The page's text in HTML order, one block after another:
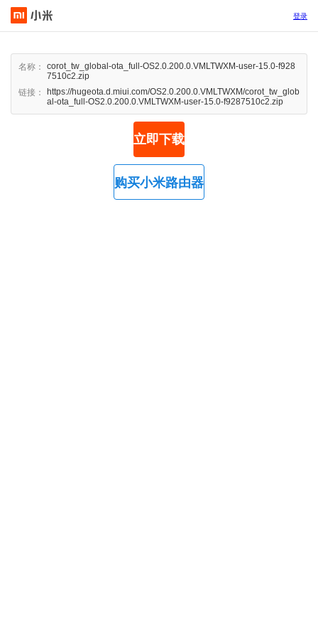
登录
名称：
corot_tw_global-ota_full-OS2.0.200.0.VMLTWXM-user-15.0-f928
7510c2.zip
链接：
https://hugeota.d.miui.com/OS2.0.200.0.VMLTWXM/corot_tw_glob
al-ota_full-OS2.0.200.0.VMLTWXM-user-15.0-f9287510c2.zip
立即下载
购买小米路由器